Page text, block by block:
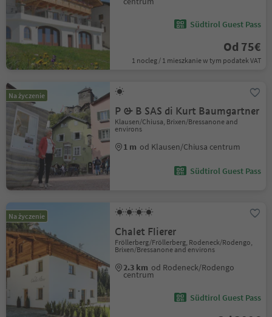
Südtirol Guest Pass
Od 75€
1 nocleg / 1 mieszkanie w tym podatek VAT
Na życzenie
P & B SAS di Kurt Baumgartner
Klausen/Chiusa, Brixen/Bressanone and
environs
1 m od Klausen/Chiusa centrum
Südtirol Guest Pass
Na życzenie
Chalet Flierer
Fröllerberg/Fröllerberg, Rodeneck/Rodengo,
Brixen/Bressanone and environs
2.3 km od Rodeneck/Rodengo
centrum
Südtirol Guest Pass